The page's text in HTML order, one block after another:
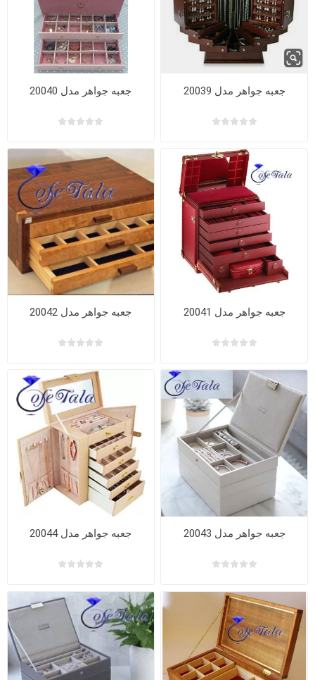
جعبه جواهر مدل 20039 جعبه جواهر مدل 20040
جعبه جواهر مدل 20041 جعبه جواهر مدل 20042
جعبه جواهر مدل 20043 جعبه جواهر مدل 20044